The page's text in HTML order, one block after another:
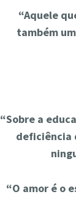
“Aquele
também
“Sobre a
deficiência
“O amor é o